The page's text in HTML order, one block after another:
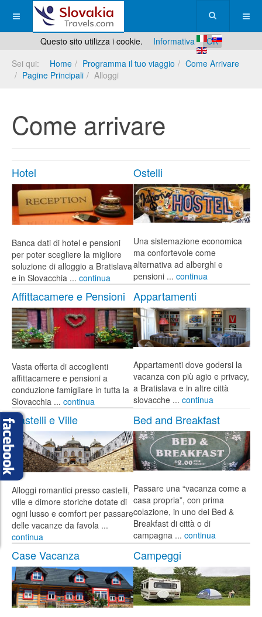
Questo sito utilizza i cookie. Informativa
OK
Sei qui:
Home Programma il tuo viaggio
Come Arrivare
Pagine Principali
Alloggi
Come arrivare
Hotel
Banca dati di hotel e pensioni
per poter scegliere la migliore
soluzione di alloggio a Bratislava
e in Slovacchia ... continua
Ostelli
Una sistemazione economica
ma confortevole come
alternativa ad alberghi e
pensioni ... continua
Affittacamere e Pensioni
Vasta offerta di accoglienti
affittacamere e pensioni a
conduzione famigliare in tutta la
Slovacchia ... continua
Appartamenti
Appartamenti dove godersi la
vacanza con più agio e privacy,
a Bratislava e in altre città
slovacche ... continua
Castelli e Ville
Alloggi romantici presso castelli,
ville e dimore storiche dotate di
ogni lusso e comfort per passare
delle vacanze da favola ...
continua
Bed and Breakfast
Passare una “vacanza come a
casa propria”, con prima
colazione, in uno dei Bed &
Breakfast di città o di
campagna ... continua
Case Vacanza Campeggi